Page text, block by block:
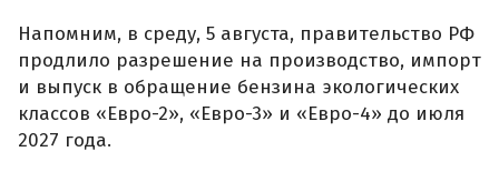
Напомним, в среду, 5 августа, правительство РФ
продлило разрешение на производство, импорт
и выпуск в обращение бензина экологических
классов «Евро-2», «Евро-3» и «Евро-4» до июля
2027 года.